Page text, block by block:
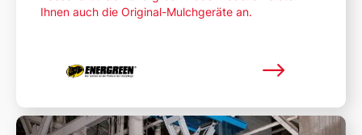
Ihnen auch die Original-Mulchgeräte an.
Mehr lesen